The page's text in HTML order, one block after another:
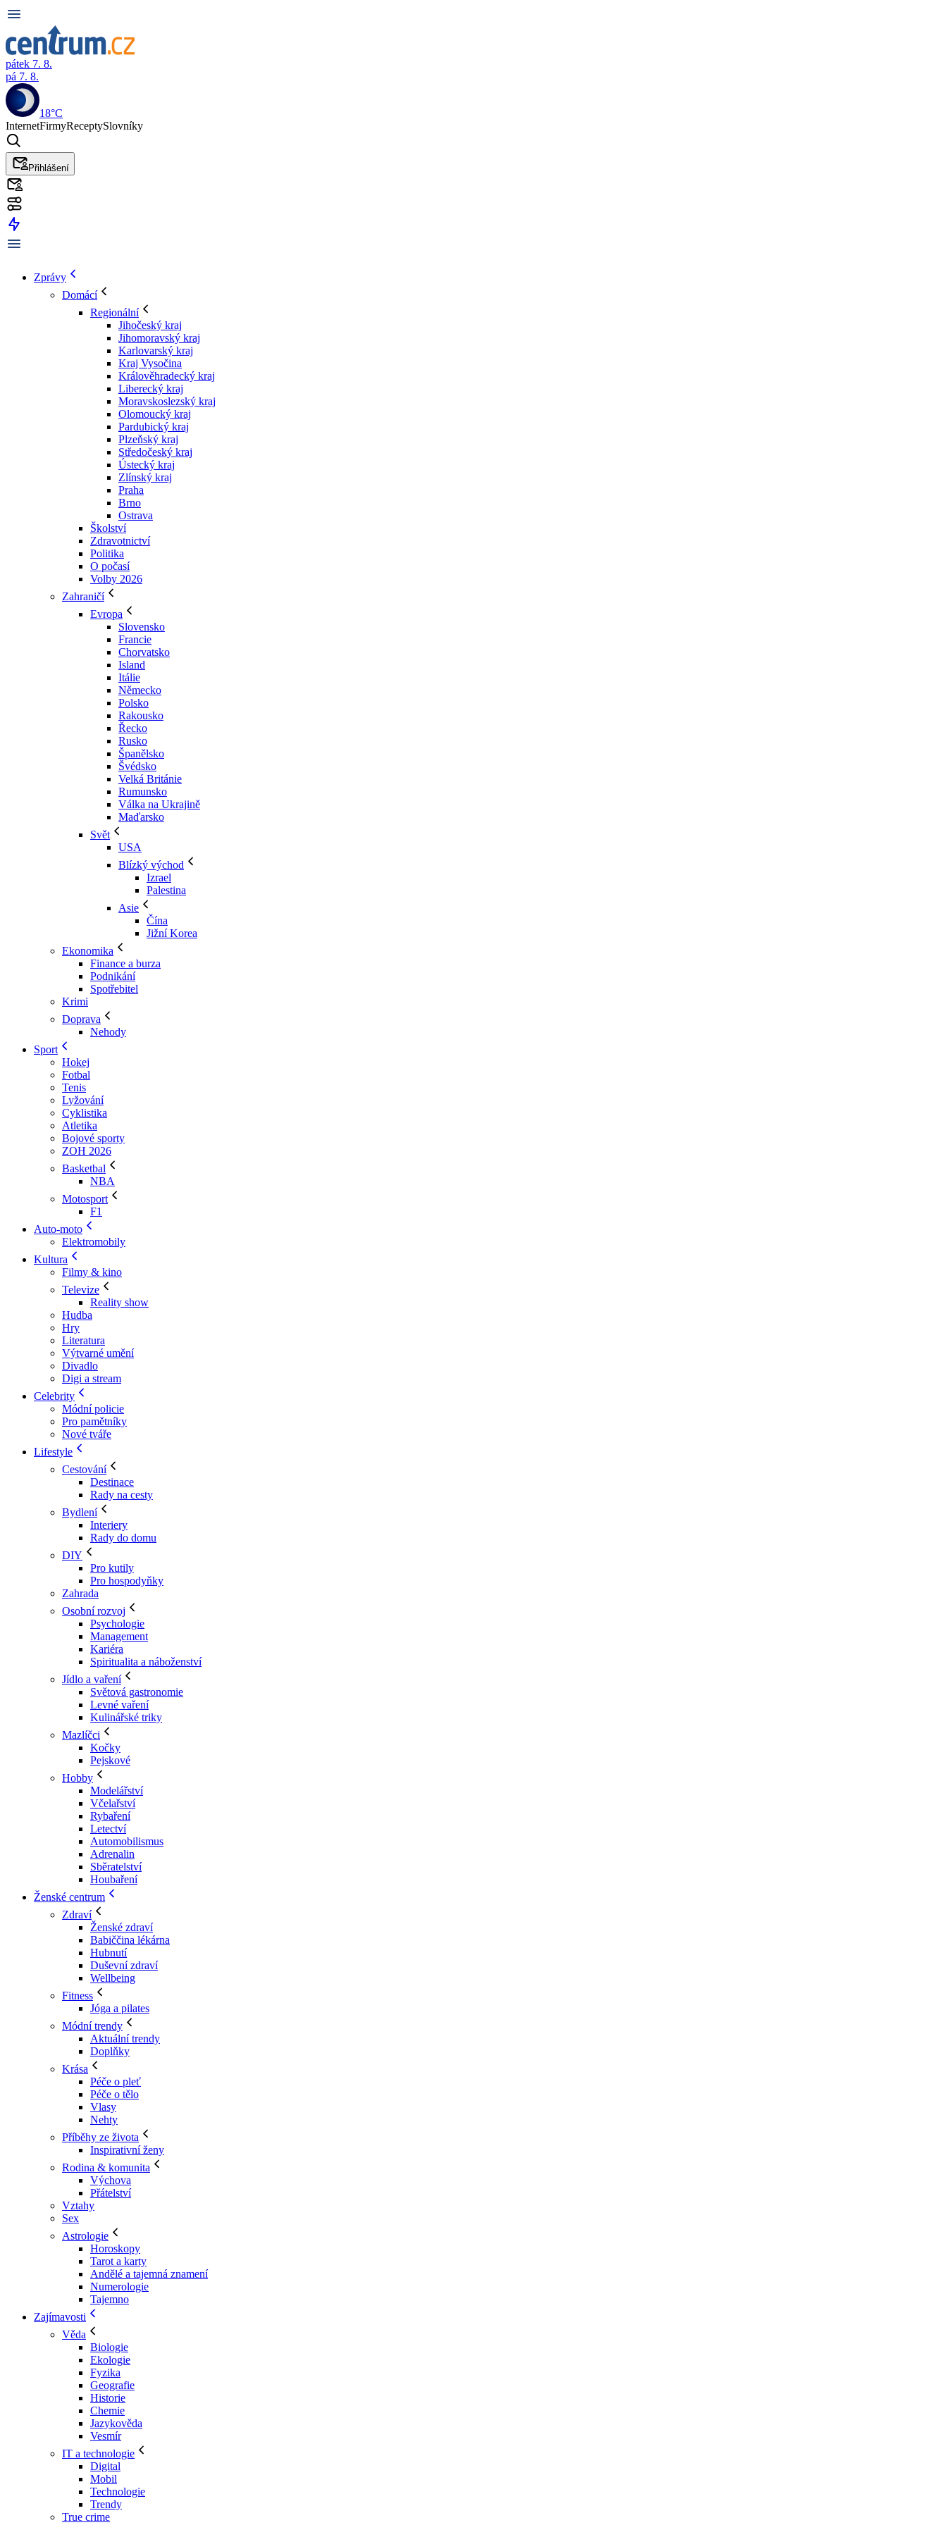
pátek 7. 8.
pá 7. 8.
18°C
InternetFirmyReceptySlovníky
Přihlášení
Zprávy
Domácí
Regionální
Jihočeský kraj
Jihomoravský kraj
Karlovarský kraj
Kraj Vysočina
Králověhradecký kraj
Liberecký kraj
Moravskoslezský kraj
Olomoucký kraj
Pardubický kraj
Plzeňský kraj
Středočeský kraj
Ústecký kraj
Zlínský kraj
Praha
Brno
Ostrava
Školství
Zdravotnictví
Politika
O počasí
Volby 2026
Zahraničí
Evropa
Slovensko
Francie
Chorvatsko
Island
Itálie
Německo
Polsko
Rakousko
Řecko
Rusko
Španělsko
Švédsko
Velká Británie
Rumunsko
Válka na Ukrajině
Maďarsko
Svět
USA
Blízký východ
Izrael
Palestina
Asie
Čína
Jižní Korea
Ekonomika
Finance a burza
Podnikání
Spotřebitel
Krimi
Doprava
Nehody
Sport
Hokej
Fotbal
Tenis
Lyžování
Cyklistika
Atletika
Bojové sporty
ZOH 2026
Basketbal
NBA
Motosport
F1
Auto-moto
Elektromobily
Kultura
Filmy & kino
Televize
Reality show
Hudba
Hry
Literatura
Výtvarné umění
Divadlo
Digi a stream
Celebrity
Módní policie
Pro pamětníky
Nové tváře
Lifestyle
Cestování
Destinace
Rady na cesty
Bydlení
Interiery
Rady do domu
DIY
Pro kutily
Pro hospodyňky
Zahrada
Osobní rozvoj
Psychologie
Management
Kariéra
Spiritualita a náboženství
Jídlo a vaření
Světová gastronomie
Levné vaření
Kulinářské triky
Mazlíčci
Kočky
Pejskové
Hobby
Modelářství
Včelařství
Rybaření
Letectví
Automobilismus
Adrenalin
Sběratelství
Houbaření
Ženské centrum
Zdraví
Ženské zdraví
Babiččina lékárna
Hubnutí
Duševní zdraví
Wellbeing
Fitness
Jóga a pilates
Módní trendy
Aktuální trendy
Doplňky
Krása
Péče o pleť
Péče o tělo
Vlasy
Nehty
Příběhy ze života
Inspirativní ženy
Rodina & komunita
Výchova
Přátelství
Vztahy
Sex
Astrologie
Horoskopy
Tarot a karty
Andělé a tajemná znamení
Numerologie
Tajemno
Zajímavosti
Věda
Biologie
Ekologie
Fyzika
Geografie
Historie
Chemie
Jazykověda
Vesmír
IT a technologie
Digital
Mobil
Technologie
Trendy
True crime